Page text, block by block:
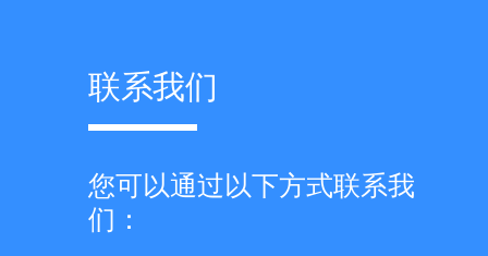
联系我们
您可以通过以下方式联系我
们：